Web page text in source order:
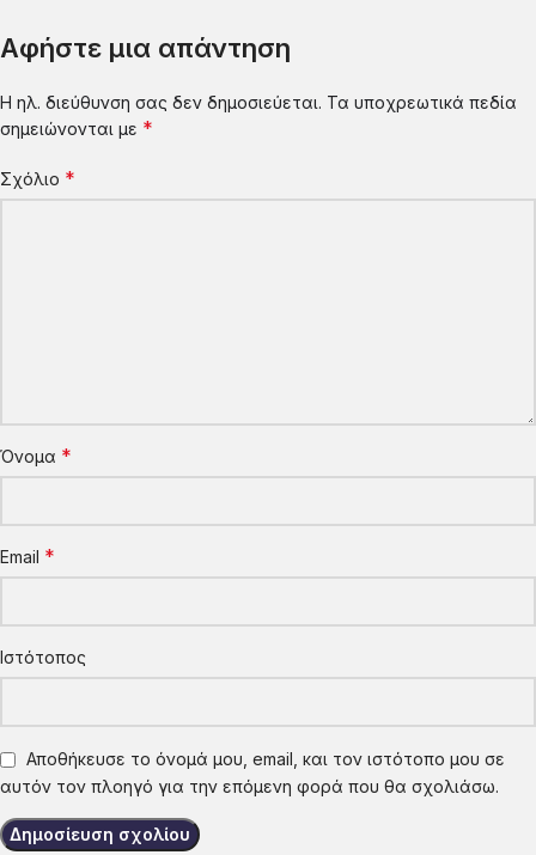
Αφήστε μια απάντηση
Η ηλ. διεύθυνση σας δεν δημοσιεύεται. Τα υποχρεωτικά πεδία
σημειώνονται με *
Σχόλιο *
Όνομα *
Email *
Ιστότοπος
Αποθήκευσε το όνομά μου, email, και τον ιστότοπο μου σε
αυτόν τον πλοηγό για την επόμενη φορά που θα σχολιάσω.